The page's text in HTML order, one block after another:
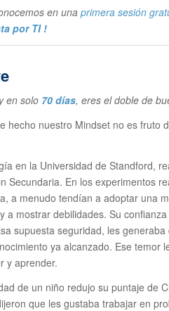
en una primera sesión
por TI !
en solo 70 días, eres el doble de
hecho nuestro Mindset no es fruto
en la Universidad de Standford,
Secundaria. En los experimentos
a menudo tendían a adoptar una
mostrar debilidades. Su
supuesta seguridad, les
ya alcanzado. Ese temor
y aprender.
de un niño redujo su puntaje de
que les gustaba trabajar en